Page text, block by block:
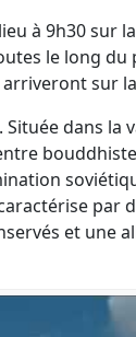
à 9h30 sur
le long
sur
dans la
par
et une